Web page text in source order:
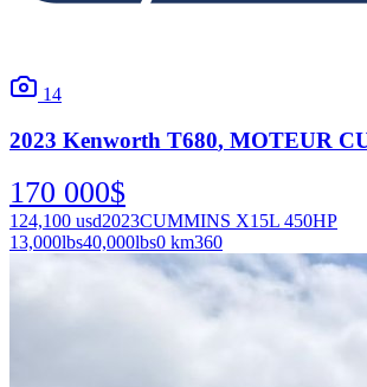
14
2023 Kenworth T680, MOTEUR
170 000$
124,100 usd2023CUMMINS X15L 450HP
13,000lbs40,000lbs0 km360